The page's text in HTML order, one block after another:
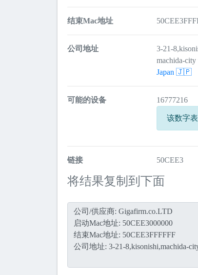
结束Mac地址
公司地址
3-21-
machida-
Japan 🇯🇵
可能的设备 16777216
该数字
链接 50CEE3
将结果复制到下面